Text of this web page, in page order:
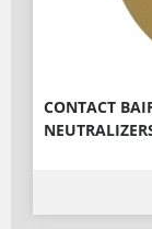
CONTACT